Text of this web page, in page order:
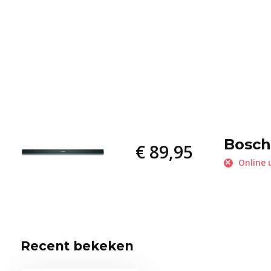
€ 89,95 Online
Recent bekeken